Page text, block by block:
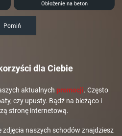
Obłożenie na beton
Pomiń
dla Ciebie
aktualnych promocji. Często
czy upusty. Bądź na bieżąco i
stronę internetową.
zdjęcia naszych schodów znajdziesz